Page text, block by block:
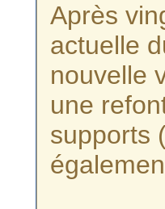
Après
actuelle
nouvelle
une
supports